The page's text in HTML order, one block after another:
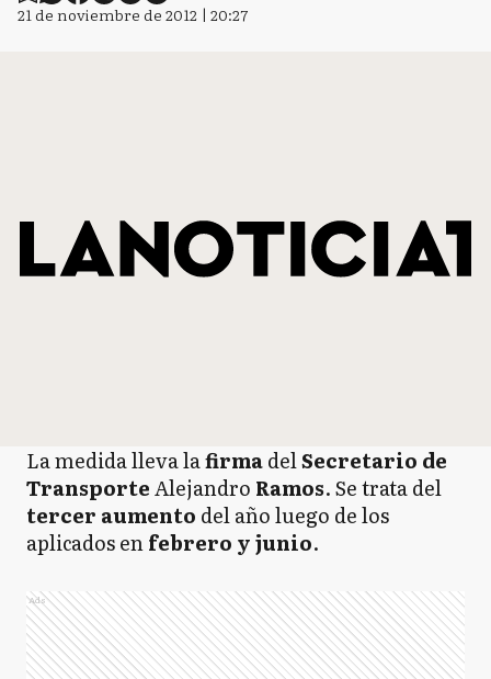
21 de noviembre de 2012 | 20:27
La medida lleva lafirmadelSecretario de
TransporteAlejandro Ramos. Se trata del
tercer aumento del año luego de los
aplicados enfebrero y junio.
Ads